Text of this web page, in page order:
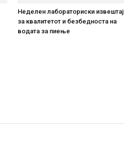
Неделен лабораториски извештај
за квалитетот и безбедноста на
водата за пиење